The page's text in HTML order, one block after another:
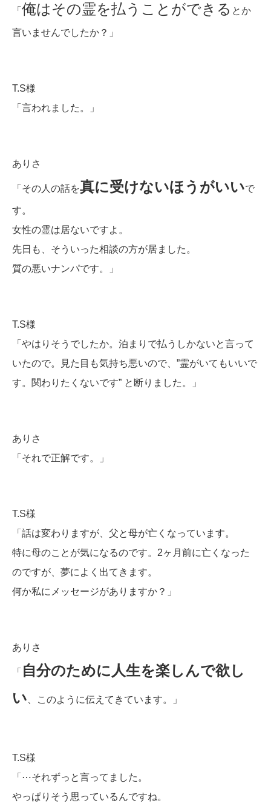
「 俺はその霊を払うことができる とか
言いませんでしたか？」
T.S様
「言われました。」
ありさ
「その人の話を真に受けないほうがいいで
す。
女性の霊は居ないですよ。
先日も、そういった相談の方が居ました。
質の悪いナンパです。」
T.S様
「やはりそうでしたか。泊まりで払うしかないと言って
いたので。見た目も気持ち悪いので、”霊がいてもいいで
す。関わりたくないです” と断りました。」
ありさ
「それで正解です。」
T.S様
「話は変わりますが、父と母が亡くなっています。
特に母のことが気になるのです。2ヶ月前に亡くなった
のですが、夢によく出てきます。
何か私にメッセージがありますか？」
ありさ
「 自分のために人生を楽しんで欲し
い 、このように伝えてきています。」
T.S様
「⋯それずっと言ってました。
やっぱりそう思っているんですね。